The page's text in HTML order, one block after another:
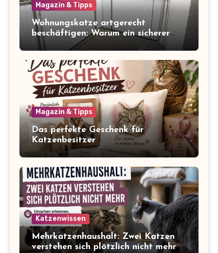
Magazin & Tipps
Wohnungskatze artgerecht
beschäftigen: Warum ein sicherer
Balkon zum Freigang dazugehört
Magazin & Tipps
Das perfekte Geschenk für
Katzenbesitzer
Katzenwissen
Mehrkatzenhaushalt: Zwei Katzen
verstehen sich plötzlich nicht mehr